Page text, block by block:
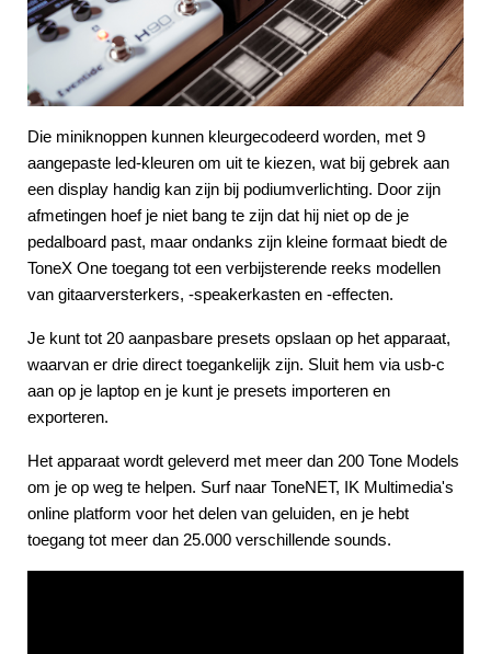
Die miniknoppen kunnen kleurgecodeerd worden, met 9
aangepaste led-kleuren om uit te kiezen, wat bij gebrek aan
een display handig kan zijn bij podiumverlichting. Door zijn
afmetingen hoef je niet bang te zijn dat hij niet op de je
pedalboard past, maar ondanks zijn kleine formaat biedt de
ToneX One toegang tot een verbijsterende reeks modellen
van gitaarversterkers, -speakerkasten en -effecten.
Je kunt tot 20 aanpasbare presets opslaan op het apparaat,
waarvan er drie direct toegankelijk zijn. Sluit hem via usb-c
aan op je laptop en je kunt je presets importeren en
exporteren.
Het apparaat wordt geleverd met meer dan 200 Tone Models
om je op weg te helpen. Surf naar ToneNET, IK Multimedia's
online platform voor het delen van geluiden, en je hebt
toegang tot meer dan 25.000 verschillende sounds.